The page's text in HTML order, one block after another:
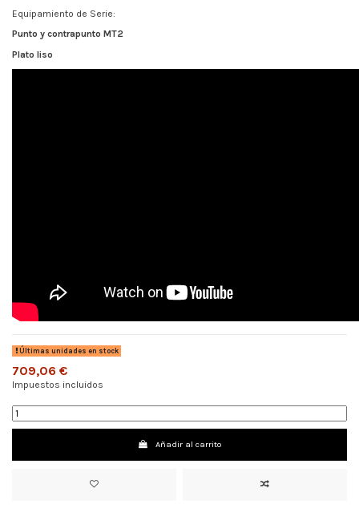
Equipamiento de Serie:
Punto y contrapunto MT2
Plato liso
Últimas unidades en stock
709,06 €
Impuestos incluidos
Añadir al carrito